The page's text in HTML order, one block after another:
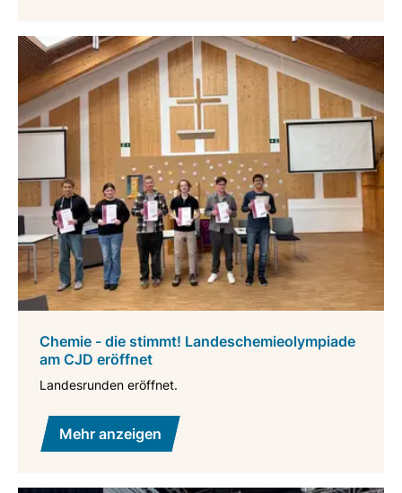
Chemie - die stimmt! Landeschemieolympiade
am CJD eröffnet
Landesrunden eröffnet.
Mehr anzeigen